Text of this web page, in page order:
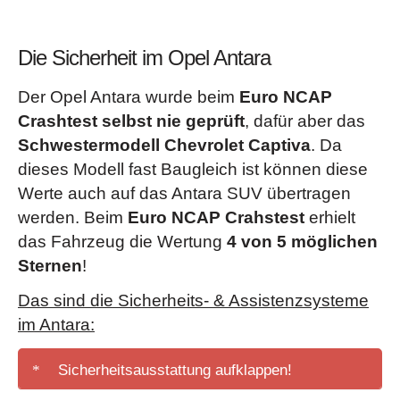
Die Sicherheit im Opel Antara
Der Opel Antara wurde beim Euro NCAP
Crashtest selbst nie geprüft, dafür aber das
Schwestermodell Chevrolet Captiva. Da
dieses Modell fast Baugleich ist können diese
Werte auch auf das Antara SUV übertragen
werden. Beim Euro NCAP Crahstest erhielt
das Fahrzeug die Wertung 4 von 5 möglichen
Sternen!
Das sind die Sicherheits- & Assistenzsysteme
im Antara:
Sicherheitsausstattung aufklappen!